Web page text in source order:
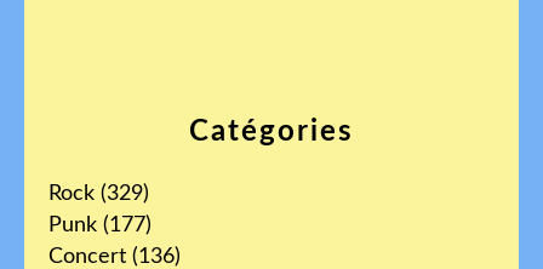
Catégories
Rock (329)
Punk (177)
Concert (136)